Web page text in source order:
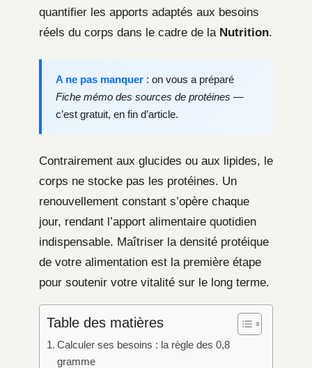
quantifier les apports adaptés aux besoins
réels du corps dans le cadre de la Nutrition.
A ne pas manquer : on vous a préparé
Fiche mémo des sources de protéines —
c’est gratuit, en fin d’article.
Contrairement aux glucides ou aux lipides, le
corps ne stocke pas les protéines. Un
renouvellement constant s’opère chaque
jour, rendant l’apport alimentaire quotidien
indispensable. Maîtriser la densité protéique
de votre alimentation est la première étape
pour soutenir votre vitalité sur le long terme.
Table des matières
Calculer ses besoins : la règle des 0,8
gramme